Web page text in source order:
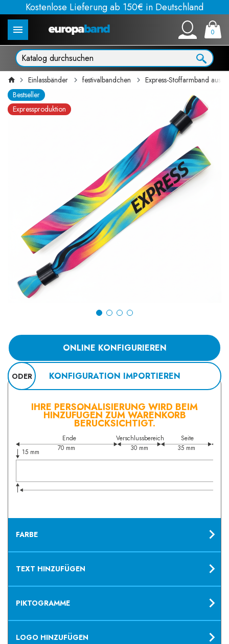
Kostenlose Lieferung ab 150€ in Deutschland
0
Einlassbänder festivalbandchen
Express-Stoffarmband aus
Bestseller
Expressproduktion
ONLINE KONFIGURIEREN
ODER KONFIGURATION IMPORTIEREN
IHRE PERSONALISIERUNG WIRD BEIM
HINZUFÜGEN ZUM WARENKORB
BERÜCKSICHTIGT.
15 mm
Ende Verschlussbereich Seite
70 mm 30 mm 35 mm
FARBE
TEXT HINZUFÜGEN
PIKTOGRAMME
LOGO HINZUFÜGEN